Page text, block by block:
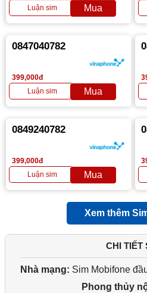
0847040782
399,000đ
0849240782
399,000đ
Xem thêm
CHI TIẾT
Nhà mạng: Sim Mobifone
Phong thủy